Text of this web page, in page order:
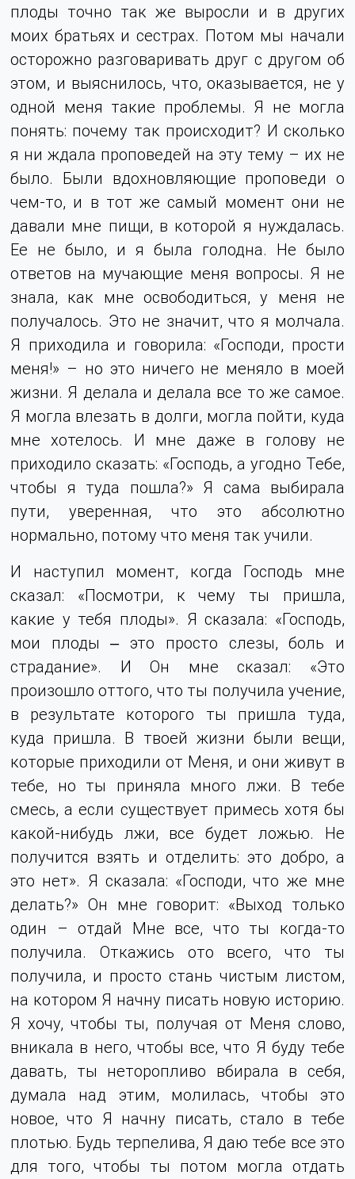
плоды точно так же выросли и в других
моих братьях и сестрах. Потом мы начали
осторожно разговаривать друг с другом об
этом, и выяснилось, что, оказывается, не у
одной меня такие проблемы. Я не могла
понять: почему так происходит? И сколько
я ни ждала проповедей на эту тему – их не
было. Были вдохновляющие проповеди о
чем-то, и в тот же самый момент они не
давали мне пищи, в которой я нуждалась.
Ее не было, и я была голодна. Не было
ответов на мучающие меня вопросы. Я не
знала, как мне освободиться, у меня не
получалось. Это не значит, что я молчала.
Я приходила и говорила: «Господи, прости
меня!» – но это ничего не меняло в моей
жизни. Я делала и делала все то же самое.
Я могла влезать в долги, могла пойти, куда
мне хотелось. И мне даже в голову не
приходило сказать: «Господь, а угодно Тебе,
чтобы я туда пошла?» Я сама выбирала
пути, уверенная, что это абсолютно
нормально, потому что меня так учили.
И наступил момент, когда Господь мне
сказал: «Посмотри, к чему ты пришла,
какие у тебя плоды». Я сказала: «Господь,
мои плоды ‒ это просто слезы, боль и
страдание». И Он мне сказал: «Это
произошло оттого, что ты получила учение,
в результате которого ты пришла туда,
куда пришла. В твоей жизни были вещи,
которые приходили от Меня, и они живут в
тебе, но ты приняла много лжи. В тебе
смесь, а если существует примесь хотя бы
какой-нибудь лжи, все будет ложью. Не
получится взять и отделить: это добро, а
это нет». Я сказала: «Господи, что же мне
делать?» Он мне говорит: «Выход только
один – отдай Мне все, что ты когда-то
получила. Откажись ото всего, что ты
получила, и просто стань чистым листом,
на котором Я начну писать новую историю.
Я хочу, чтобы ты, получая от Меня слово,
вникала в него, чтобы все, что Я буду тебе
давать, ты неторопливо вбирала в себя,
думала над этим, молилась, чтобы это
новое, что Я начну писать, стало в тебе
плотью. Будь терпелива, Я даю тебе все это
для того, чтобы ты потом могла отдать